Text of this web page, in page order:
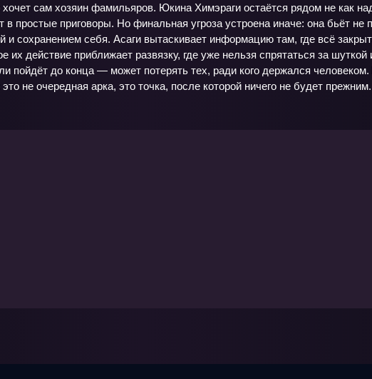
хочет сам хозяин фамильяров. Юкина Химэраги остаётся рядом не как
в простые приговоры. Но финальная угроза устроена иначе: она бьёт
и сохранением себя. Асаги вытаскивает информацию там, где всё
их действие приближает развязку, где уже нельзя спрятаться за
пойдёт до конца — может потерять тех, ради кого держался
не очередная арка, это точка, после которой ничего не будет прежним.